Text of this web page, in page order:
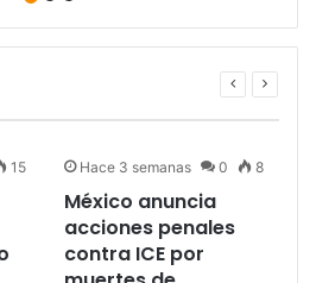
15 Hace 3 semanas 0 8
México anuncia
acciones penales
contra ICE por